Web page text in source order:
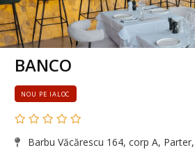
BANCO
NOU PE IALOC
Barbu Văcărescu 164, corp A, Parter, One Verdi